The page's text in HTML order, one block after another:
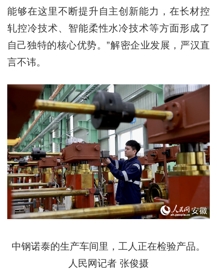
能够在这里不断提升自主创新能力，在长材控
轧控冷技术、智能柔性水冷技术等方面形成了
自己独特的核心优势。”解密企业发展，严汉直
言不讳。
中钢诺泰的生产车间里，工人正在检验产品。
人民网记者 张俊摄